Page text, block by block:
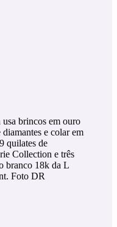
brincos em ouro
e colar em
quilates de
Collection e três
branco 18k da L
Foto DR